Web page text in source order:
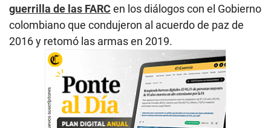
guerrilla de las FARC en los diálogos con el Gobierno
colombiano que condujeron al acuerdo de paz de
2016 y retomó las armas en 2019.